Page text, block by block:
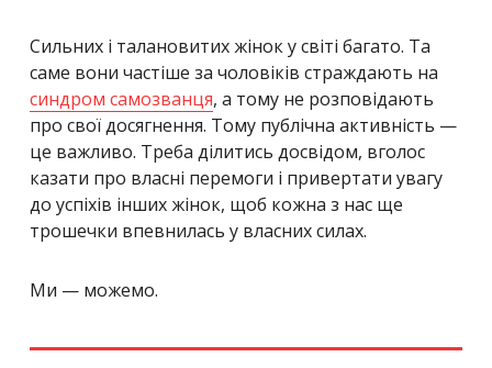
Сильних і талановитих жінок у світі багато. Та
саме вони частіше за чоловіків страждають на
синдром самозванця, а тому не розповідають
про свої досягнення. Тому публічна активність —
це важливо. Треба ділитись досвідом, вголос
казати про власні перемоги і привертати увагу
до успіхів інших жінок, щоб кожна з нас ще
трошечки впевнилась у власних силах.
Ми — можемо.